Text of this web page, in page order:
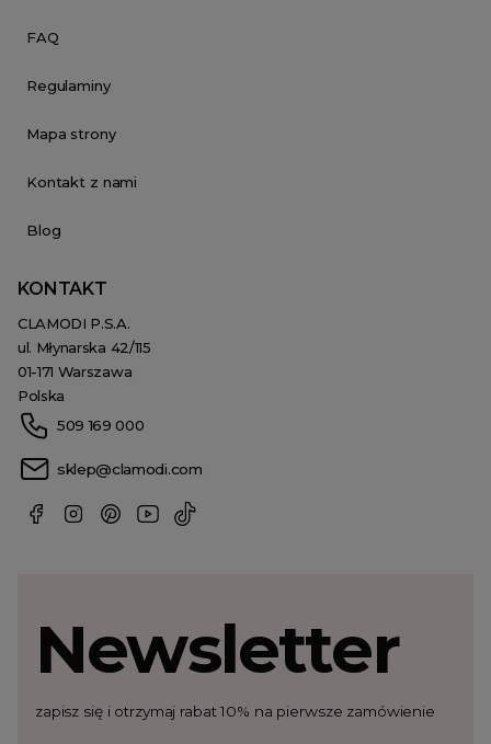
FAQ
Regulaminy
Mapa strony
Kontakt z nami
Blog
KONTAKT
CLAMODI P.S.A.
ul. Młynarska 42/115
01-171 Warszawa
Polska
509 169 000
sklep@clamodi.com
Newsletter
zapisz się i otrzymaj rabat 10% na pierwsze zamówienie